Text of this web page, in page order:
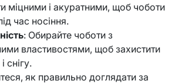
міцними і акуратними, щоб чоботи
час носіння.
: Обирайте чоботи з
властивостями, щоб захистити
снігу.
як правильно доглядати за